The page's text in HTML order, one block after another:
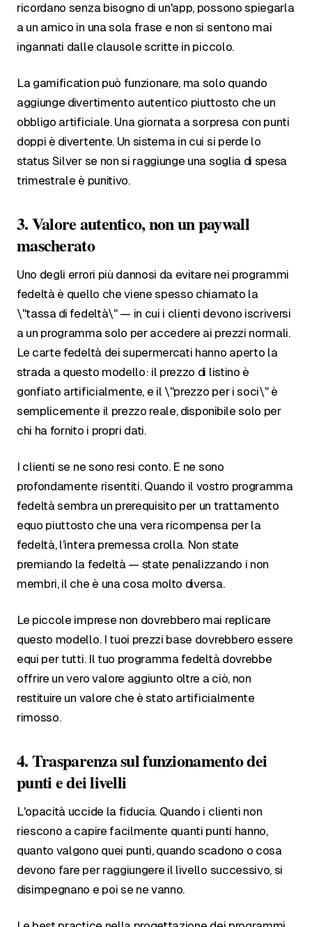
ricordano senza bisogno di un'app, possono spiegarla
a un amico in una sola frase e non si sentono mai
ingannati dalle clausole scritte in piccolo.
La gamification può funzionare, ma solo quando
aggiunge divertimento autentico piuttosto che un
obbligo artificiale. Una giornata a sorpresa con punti
doppi è divertente. Un sistema in cui si perde lo
status Silver se non si raggiunge una soglia di spesa
trimestrale è punitivo.
3. Valore autentico, non un paywall
mascherato
Uno degli errori più dannosi da evitare nei programmi
fedeltà è quello che viene spesso chiamato la
\"tassa di fedeltà\" — in cui i clienti devono iscriversi
a un programma solo per accedere ai prezzi normali.
Le carte fedeltà dei supermercati hanno aperto la
strada a questo modello: il prezzo di listino è
gonfiato artificialmente, e il \"prezzo per i soci\" è
semplicemente il prezzo reale, disponibile solo per
chi ha fornito i propri dati.
I clienti se ne sono resi conto. E ne sono
profondamente risentiti. Quando il vostro programma
fedeltà sembra un prerequisito per un trattamento
equo piuttosto che una vera ricompensa per la
fedeltà, l’intera premessa crolla. Non state
premiando la fedeltà — state penalizzando i non
membri, il che è una cosa molto diversa.
Le piccole imprese non dovrebbero mai replicare
questo modello. I tuoi prezzi base dovrebbero essere
equi per tutti. Il tuo programma fedeltà dovrebbe
offrire un vero valore aggiunto oltre a ciò, non
restituire un valore che è stato artificialmente
rimosso.
4. Trasparenza sul funzionamento dei
punti e dei livelli
L'opacità uccide la fiducia. Quando i clienti non
riescono a capire facilmente quanti punti hanno,
quanto valgono quei punti, quando scadono o cosa
devono fare per raggiungere il livello successivo, si
disimpegnano e poi se ne vanno.